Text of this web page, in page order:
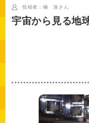
投稿者：楠 湊さん
宇宙から見る地